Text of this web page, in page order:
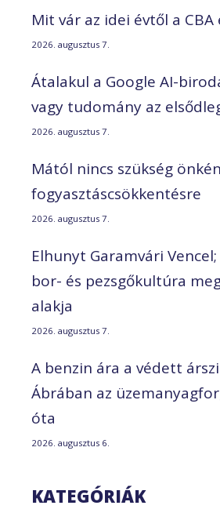
Mit vár az idei évtől a CBA
2026. augusztus 7.
Átalakul a Google AI-
vagy tudomány az
2026. augusztus 7.
Mától nincs szükség
fogyasztáscsökkentésre
2026. augusztus 7.
Elhunyt Garamvári
bor- és pezsgőkultúra
alakja
2026. augusztus 7.
A benzin ára a védett
Ábrában az
óta
2026. augusztus 6.
KATEGÓRIÁK